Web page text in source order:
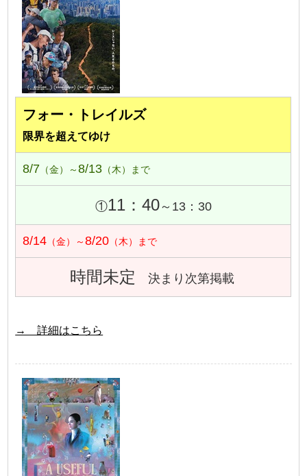
フォー・トレイルズ
限界を超えてゆけ
8/7 （金）～8/13 （木）まで
①11：40～13：30
8/14 （金）～8/20 （木）まで
時間未定 決まり次第掲載
→ 詳細はこちら